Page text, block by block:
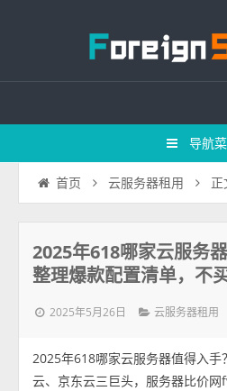
导航
首页 云服务器租用 正
2025年618哪家云服务
整理爆款配置清单，不
2025年5月26日 云服务器租用
2025年618哪家云服务器值得入手
云、京东云三巨头，服务器比价